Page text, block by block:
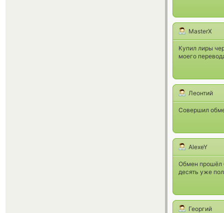
MasterX
Купил лиры
моего
Леонтий
Совершил
AlexeY
Обмен прошёл
десять уже
Георгий